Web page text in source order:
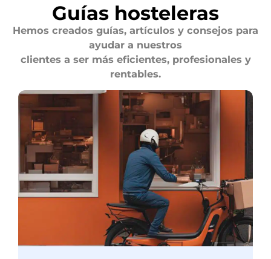
Guías hosteleras
Hemos creados guías, artículos y consejos para
ayudar a nuestros
clientes a ser más eficientes, profesionales y
rentables.